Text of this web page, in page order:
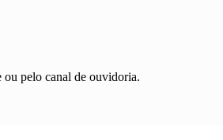
ou pelo canal de ouvidoria.